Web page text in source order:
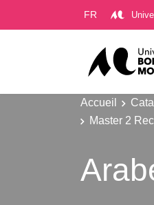
FR
Accueil
Master 2